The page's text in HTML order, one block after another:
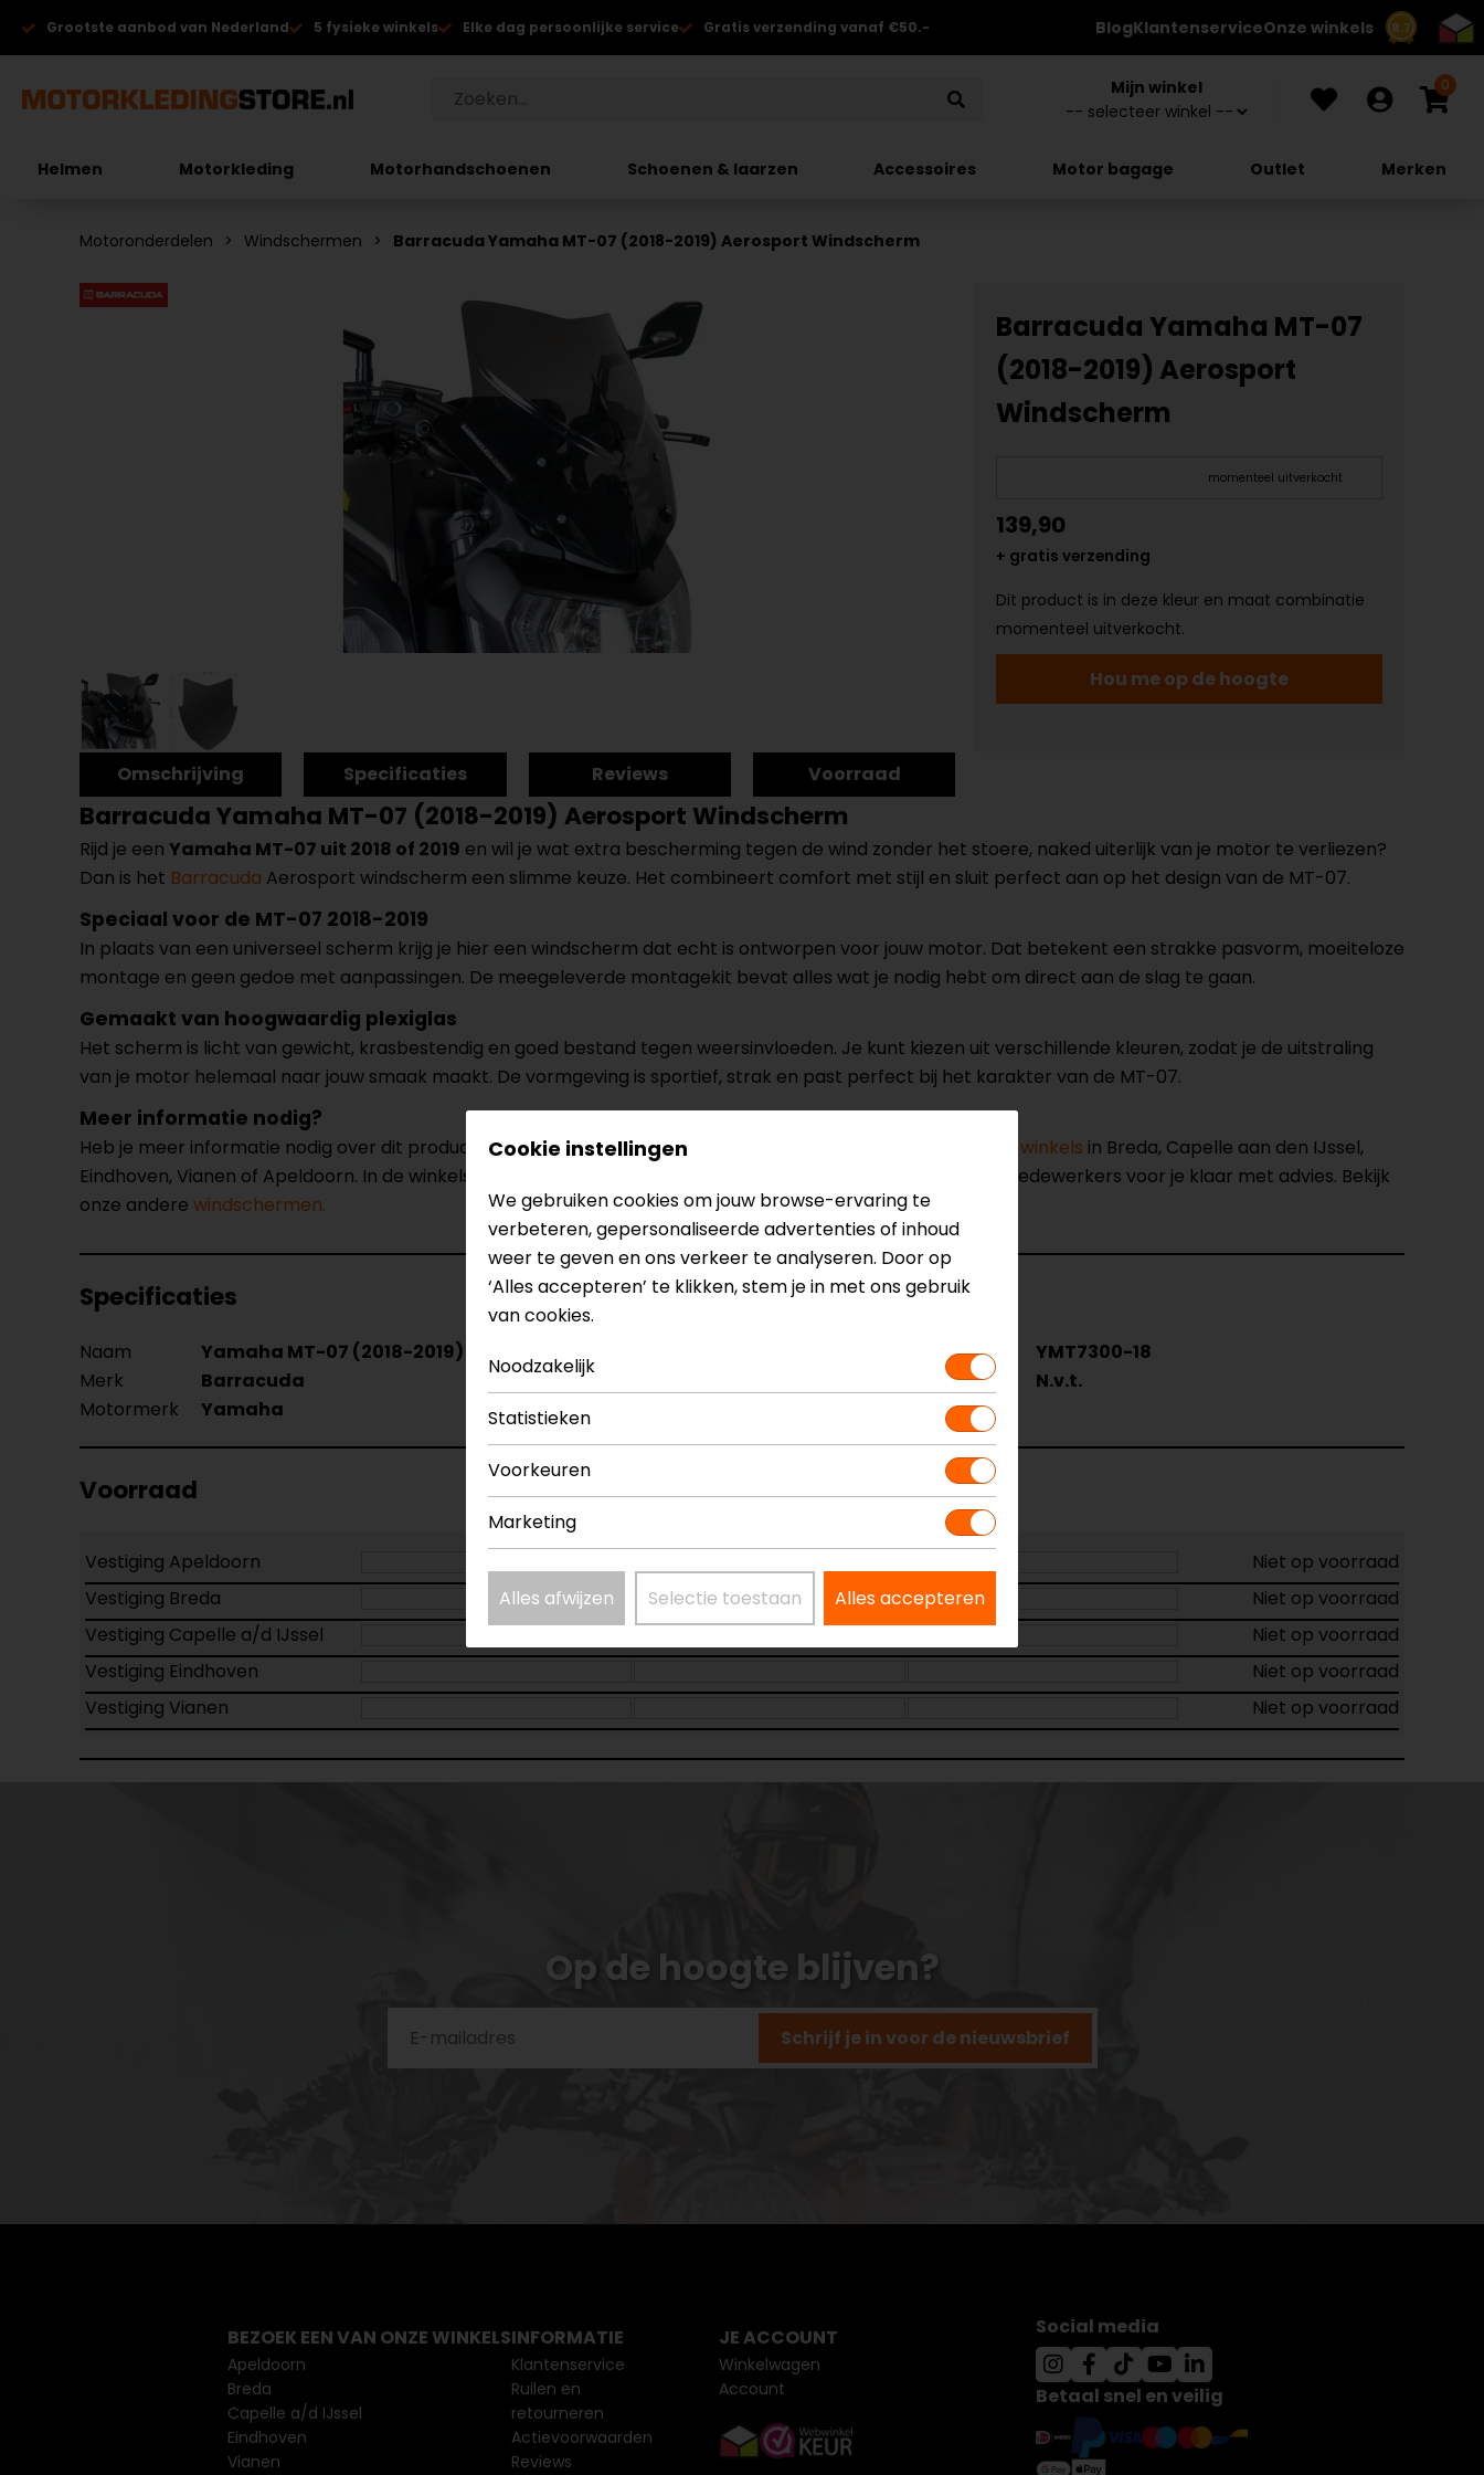
8.7
Grootste aanbod van Nederland 5 fysieke winkels Elke dag persoonlijke service Gratis verzending vanaf €50.- BlogKlantenserviceOnze winkels
Mijn winkel 0
Helmen Motorkleding Motorhandschoenen Schoenen & laarzen Accessoires Motor bagage Outlet Merken
Motoronderdelen Windschermen Barracuda Yamaha MT-07 (2018-2019) Aerosport Windscherm
Barracuda Yamaha MT-07
(2018-2019) Aerosport
Windscherm
momenteel uitverkocht
139,90
+ gratis verzending
Dit product is in deze kleur en maat combinatie
momenteel uitverkocht.
Hou me op de hoogte
Omschrijving Specificaties Reviews Voorraad
Barracuda Yamaha MT-07 (2018-2019) Aerosport Windscherm
Rijd je een Yamaha MT-07 uit 2018 of 2019 en wil je wat extra bescherming tegen de wind zonder het stoere, naked uiterlijk van je motor te verliezen?
Dan is het Barracuda Aerosport windscherm een slimme keuze. Het combineert comfort met stijl en sluit perfect aan op het design van de MT-07.
Speciaal voor de MT-07 2018-2019
In plaats van een universeel scherm krijg je hier een windscherm dat echt is ontworpen voor jouw motor. Dat betekent een strakke pasvorm, moeiteloze
montage en geen gedoe met aanpassingen. De meegeleverde montagekit bevat alles wat je nodig hebt om direct aan de slag te gaan.
Gemaakt van hoogwaardig plexiglas
Het scherm is licht van gewicht, krasbestendig en goed bestand tegen weersinvloeden. Je kunt kiezen uit verschillende kleuren, zodat je de uitstraling
van je motor helemaal naar jouw smaak maakt. De vormgeving is sportief, strak en past perfect bij het karakter van de MT-07.
Meer informatie nodig?
Heb je meer informatie nodig over dit product? Neem dancontactmet ons op of kom langs in één van onze winkels in Breda, Capelle aan den IJssel,
Eindhoven, Vianen of Apeldoorn. In de winkels kun je het product bekijken & passen en staan onze verkoopmedewerkers voor je klaar met advies. Bekijk
onze andere windschermen.
Specificaties
Naam Yamaha MT-07 (2018-2019) Aerosport Windscherm Model
YMT7300-18
Merk
Barracuda Kleur
N.v.t.
Motormerk
Yamaha
Voorraad
Vestiging Apeldoorn
Niet op voorraad
Vestiging Breda
Niet op voorraad
Vestiging Capelle a/d IJssel
Niet op voorraad
Vestiging Eindhoven
Niet op voorraad
Vestiging Vianen
Niet op voorraad
Op de hoogte blijven?
Schrijf je in voor de nieuwsbrief
Cookie instellingen
We gebruiken cookies om jouw browse-ervaring te
verbeteren, gepersonaliseerde advertenties of inhoud
weer te geven en ons verkeer te analyseren. Door op
‘Alles accepteren’ te klikken, stem je in met ons gebruik
van cookies.
Noodzakelijk
Statistieken
Voorkeuren
Marketing
Alles afwijzen Selectie toestaan Alles accepteren
BEZOEK EEN VAN ONZE WINKELS
Apeldoorn
Breda
Capelle a/d IJssel
Eindhoven
Vianen
INFORMATIE
Klantenservice
Ruilen en
retourneren
Actievoorwaarden
Reviews
JE ACCOUNT
Winkelwagen
Account
Social media
Betaal snel en veilig